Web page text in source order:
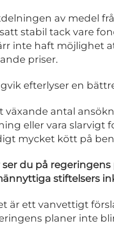
av medel
stabil tack vare
inte haft möjlighet
priser.
efterlyser en
växande antal
eller vara slarvigt
mycket kött på
ser du på
stiftelsers
är ett vanvettigt
planer inte